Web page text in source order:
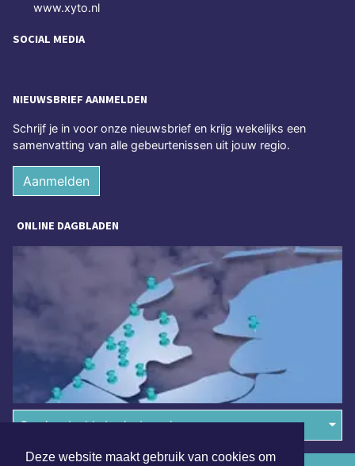
Deze website maakt gebruik van cookies om
www.xyto.nl
SOCIAL MEDIA
NIEUWSBRIEF AANMELDEN
Schrijf je in voor onze nieuwsbrief en krijg wekelijks een
samenvatting van alle gebeurtenissen uit jouw regio.
Aanmelden
ONLINE DAGBLADEN
Overige dagbladen in de regio